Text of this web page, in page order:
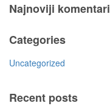
Najnoviji komentari
Categories
Uncategorized
Recent posts